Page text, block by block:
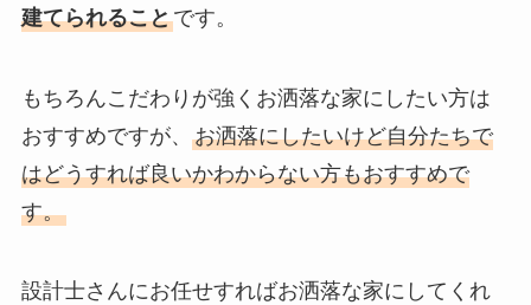
建てられることです。
もちろんこだわりが強くお洒落な家にしたい方は
おすすめですが、 お洒落にしたいけど自分たちで
はどうすれば良いかわからない方もおすすめで
す。
設計士さんにお任せすればお洒落な家にしてくれ